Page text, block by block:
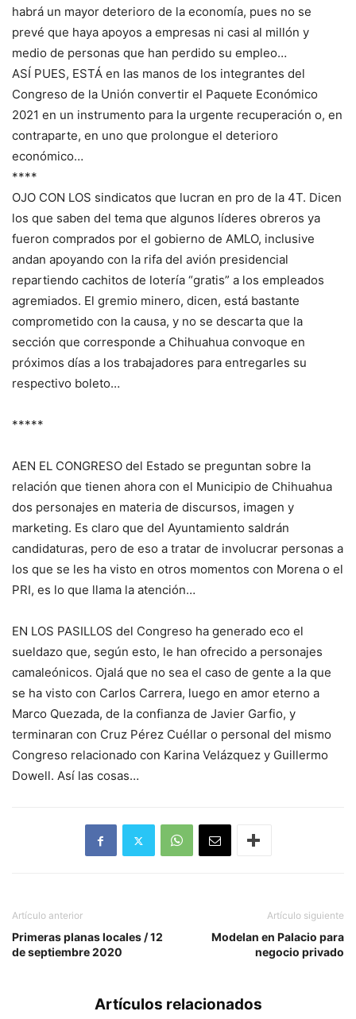
habrá un mayor deterioro de la economía, pues no se
prevé que haya apoyos a empresas ni casi al millón y
medio de personas que han perdido su empleo…
ASÍ PUES, ESTÁ en las manos de los integrantes del
Congreso de la Unión convertir el Paquete Económico
2021 en un instrumento para la urgente recuperación o, en
contraparte, en uno que prolongue el deterioro
económico…
****
OJO CON LOS sindicatos que lucran en pro de la 4T. Dicen
los que saben del tema que algunos líderes obreros ya
fueron comprados por el gobierno de AMLO, inclusive
andan apoyando con la rifa del avión presidencial
repartiendo cachitos de lotería “gratis” a los empleados
agremiados. El gremio minero, dicen, está bastante
comprometido con la causa, y no se descarta que la
sección que corresponde a Chihuahua convoque en
próximos días a los trabajadores para entregarles su
respectivo boleto…
*****
AEN EL CONGRESO del Estado se preguntan sobre la
relación que tienen ahora con el Municipio de Chihuahua
dos personajes en materia de discursos, imagen y
marketing. Es claro que del Ayuntamiento saldrán
candidaturas, pero de eso a tratar de involucrar personas a
los que se les ha visto en otros momentos con Morena o el
PRI, es lo que llama la atención…
EN LOS PASILLOS del Congreso ha generado eco el
sueldazo que, según esto, le han ofrecido a personajes
camaleónicos. Ojalá que no sea el caso de gente a la que
se ha visto con Carlos Carrera, luego en amor eterno a
Marco Quezada, de la confianza de Javier Garfio, y
terminaran con Cruz Pérez Cuéllar o personal del mismo
Congreso relacionado con Karina Velázquez y Guillermo
Dowell. Así las cosas…
Artículo anterior
Primeras planas locales / 12
de septiembre 2020
Artículo siguiente
Modelan en Palacio para
negocio privado
Artículos relacionados